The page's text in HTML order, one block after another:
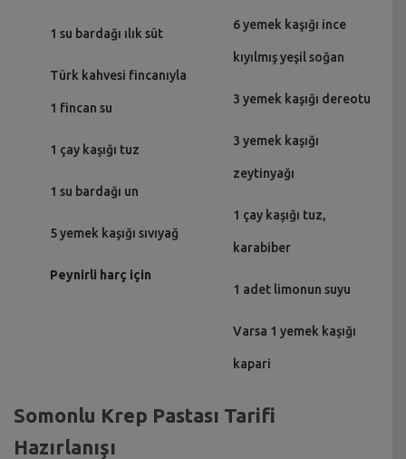
1 su bardağı ılık süt
Türk kahvesi fincanıyla
1 fincan su
1 çay kaşığı tuz
1 su bardağı un
5 yemek kaşığı sıvıyağ
Peynirli harç için
6 yemek kaşığı ince
kıyılmış yeşil soğan
3 yemek kaşığı dereotu
3 yemek kaşığı
zeytinyağı
1 çay kaşığı tuz,
karabiber
1 adet limonun suyu
Varsa 1 yemek kaşığı
kapari
Somonlu Krep Pastası Tarifi
Hazırlanışı